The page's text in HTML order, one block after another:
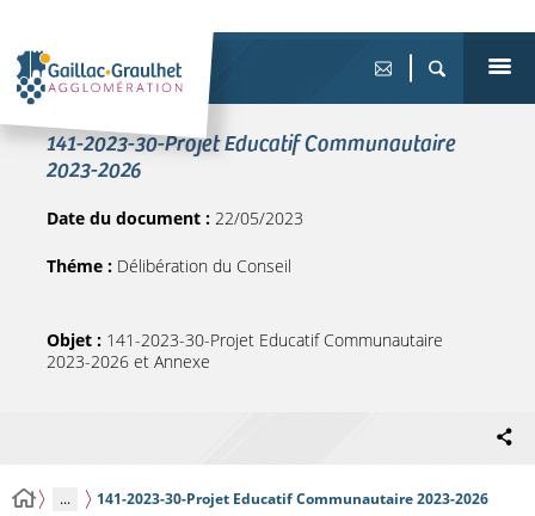
141-2023-30-Projet Educatif Communautaire
2023-2026
Date du document : 22/05/2023
Théme : Délibération du Conseil
Objet : 141-2023-30-Projet Educatif Communautaire
2023-2026 et Annexe
... 141-2023-30-Projet Educatif Communautaire 2023-2026